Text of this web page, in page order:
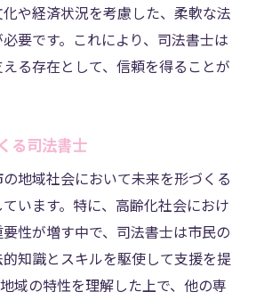
や経済状況を考慮した、柔軟な法
要です。これにより、司法書士は
る存在として、信頼を得ることが
る司法書士
地域社会において未来を形づくる
います。特に、高齢化社会におけ
性が増す中で、司法書士は市民の
知識とスキルを駆使して支援を提
域の特性を理解した上で、他の専